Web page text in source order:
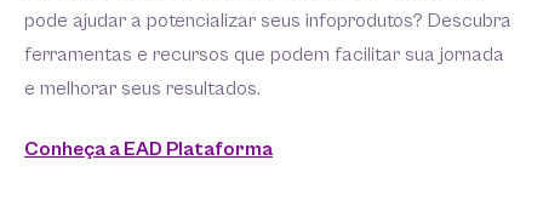
pode ajudar a potencializar seus infoprodutos? Descubra
ferramentas e recursos que podem facilitar sua jornada
e melhorar seus resultados.
Conheça a EAD Plataforma